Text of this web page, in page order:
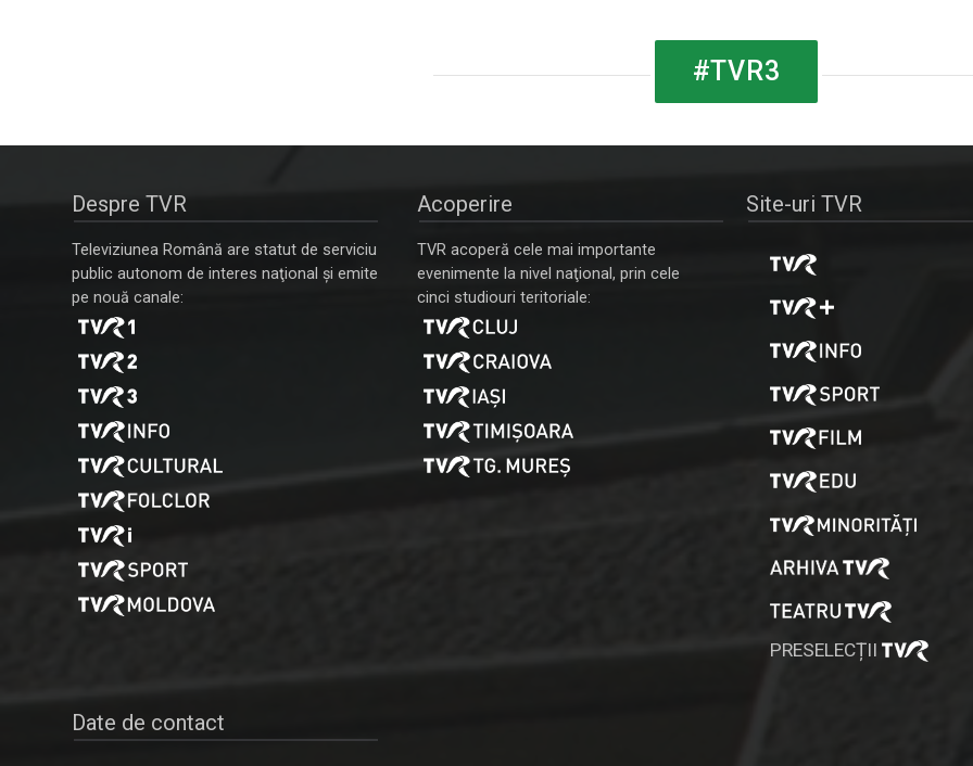
#TVR3
Despre TVR
Televiziunea Română are statut de serviciu
public autonom de interes naţional şi emite
pe nouă canale:
Acoperire
TVR acoperă cele mai importante
evenimente la nivel naţional, prin cele
cinci studiouri teritoriale:
Site-uri TVR
PRESELECȚII
Date de contact